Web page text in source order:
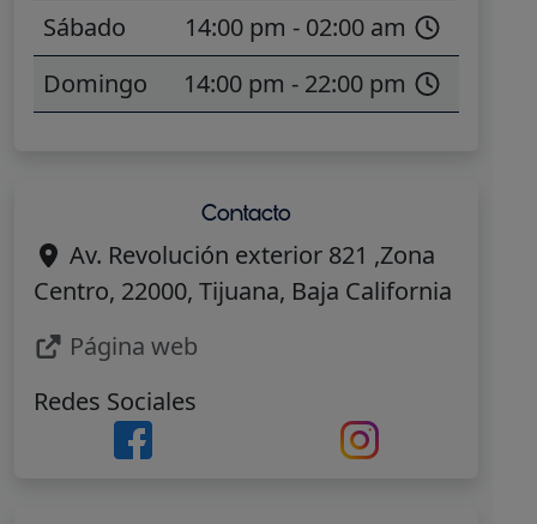
Sábado
14:00 pm - 02:00 am
Domingo
14:00 pm - 22:00 pm
Contacto
Av. Revolución exterior 821 ,Zona
Centro, 22000, Tijuana, Baja California
Página web
Redes Sociales